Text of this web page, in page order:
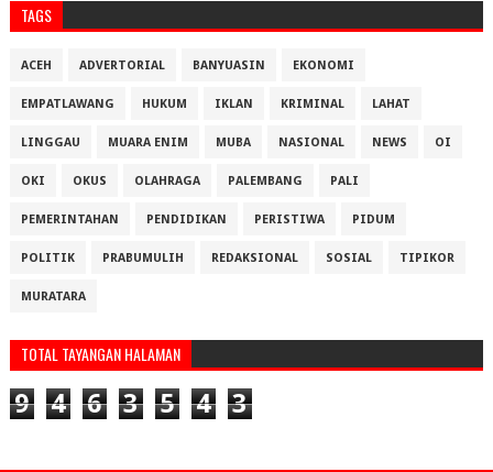
TAGS
ACEH ADVERTORIAL BANYUASIN EKONOMI
EMPATLAWANG HUKUM IKLAN KRIMINAL LAHAT
LINGGAU MUARA ENIM MUBA NASIONAL NEWS OI
OKI OKUS OLAHRAGA PALEMBANG PALI
PEMERINTAHAN PENDIDIKAN PERISTIWA PIDUM
POLITIK PRABUMULIH REDAKSIONAL SOSIAL TIPIKOR
MURATARA
TOTAL TAYANGAN HALAMAN
9 4 6 3 5 4 3